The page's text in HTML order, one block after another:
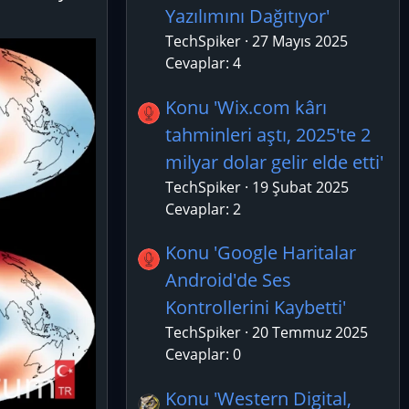
Yazılımını Dağıtıyor'
TechSpiker 27 Mayıs 2025
Cevaplar: 4
Konu 'Wix.com kârı
tahminleri aştı, 2025'te 2
milyar dolar gelir elde etti'
TechSpiker 19 Şubat 2025
Cevaplar: 2
Konu 'Google Haritalar
Android'de Ses
Kontrollerini Kaybetti'
TechSpiker 20 Temmuz 2025
Cevaplar: 0
Konu 'Western Digital,